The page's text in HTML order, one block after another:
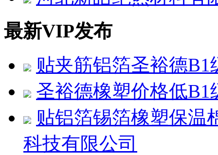
最新VIP发布
贴夹筋铝箔圣裕德B1
圣裕德橡塑价格低
贴铝箔锡箔橡塑保温
科技有限公司